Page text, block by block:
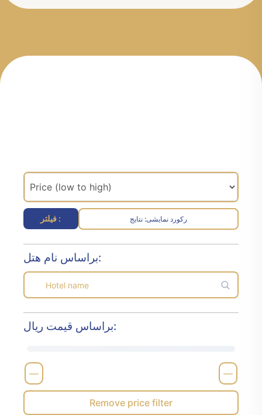
فیلتر : نتایج :رکورد نمایشی
براساس نام هتل:
براساس قیمت ریال:
—
—
Remove price filter